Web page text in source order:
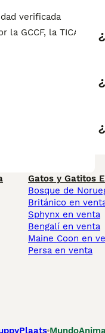
verificada
la GCCF, la TICA
Gatos y Gatitos
Bosque de
Británico en
Sphynx en venta
Bengalí en venta
Maine Coon en
Persa en venta